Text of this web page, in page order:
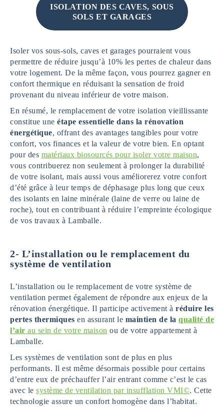
ISOLATION DES CAVES, SOUS
SOLS ET GARAGES
Isoler vos sous-sols, caves et garages pourraient vous
permettre de réduire jusqu’à 10% les pertes de chaleur dans
votre logement. De la même façon, vous pourrez gagner en
confort thermique en réduisant la sensation de froid
provenant du niveau inférieur de votre maison.
En résumé, le remplacement de votre isolation vieillissante
constitue une étape essentielle dans la rénovation
énergétique, offrant des avantages tangibles pour votre
confort, vos finances et la valeur de votre bien. En optant
pour des matériaux biosourcés pour isoler votre maison,
vous contribuerez non seulement à prolonger la durabilité
de votre isolant, mais aussi vous améliorerez votre confort
d’été grâce à leur temps de déphasage plus long que ceux
des isolants en laine minérale (laine de verre ou laine de
roche), tout en contribuant à réduire l’empreinte écologique
de vos travaux à Lamballe.
2- L’installation ou le remplacement du
système de ventilation
L’installation ou le remplacement de votre système de
ventilation permet également de répondre aux enjeux de la
rénovation énergétique. Il participe activement à réduire les
pertes thermiques en assurant le maintien de la qualité de
l’air au sein de votre maison ou de votre appartement à
Lamballe.
Les systèmes de ventilation sont de plus en plus
performants. Il est même désormais possible pour certains
d’entre eux de préchauffer l’air entrant comme c’est le cas
avec le système de ventilation par insufflation VMI©. Cette
technologie assure un confort homogène dans l’habitat.